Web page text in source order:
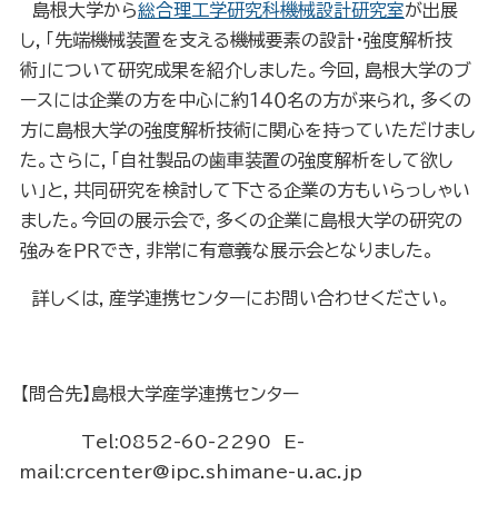
島根大学から総合理工学研究科機械設計研究室が出展
し，「先端機械装置を支える機械要素の設計・強度解析技
術」について研究成果を紹介しました。今回，島根大学のブ
ースには企業の方を中心に約１４０名の方が来られ，多くの
方に島根大学の強度解析技術に関心を持っていただけまし
た。さらに，「自社製品の歯車装置の強度解析をして欲し
い」と，共同研究を検討して下さる企業の方もいらっしゃい
ました。今回の展示会で，多くの企業に島根大学の研究の
強みをＰＲでき，非常に有意義な展示会となりました。
詳しくは，産学連携センターにお問い合わせください。
【問合先】島根大学産学連携センター
Tel:0852-60-2290
E-
mail:crcenter@ipc.shimane-u.ac.jp